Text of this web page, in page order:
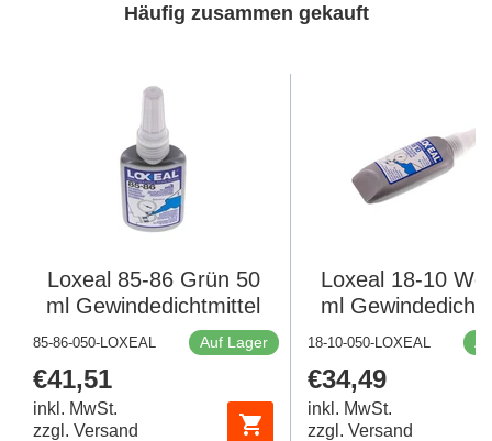
Häufig zusammen gekauft
Loxeal 85-86 Grün 50
ml Gewindedichtmittel
85-86-050-LOXEAL Auf Lager
Regulärer
Preis
€41,51
inkl. MwSt.
zzgl. Versand
Loxeal 18-10
ml
18-10-050-LOXEAL
Regulärer
Preis
€34,49
inkl. MwSt.
zzgl. Versand